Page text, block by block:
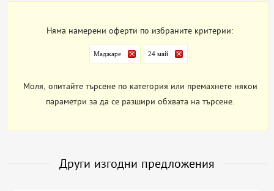
Няма намерени оферти по избраните критерии:
Маджаре 24 май
Моля, опитайте търсене по категория или премахнете някои
параметри за да се разшири обхвата на търсене.
Други изгодни предложения